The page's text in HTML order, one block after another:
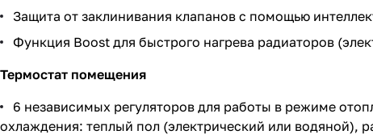
Защита от заклинивания клапанов с помощью
Функция Boost для быстрого нагрева радиаторов
Термостат помещения
6 независимых регуляторов для работы в режиме
охлаждения: теплый пол (электрический или водяной),